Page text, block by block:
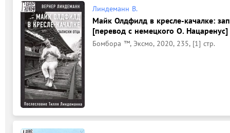
Линдеманн В.
Майк Олдфилд в кресле-качалке:
[перевод с немецкого О.
Бомбора ™, Эксмо, 2020, 235, [1] стр.